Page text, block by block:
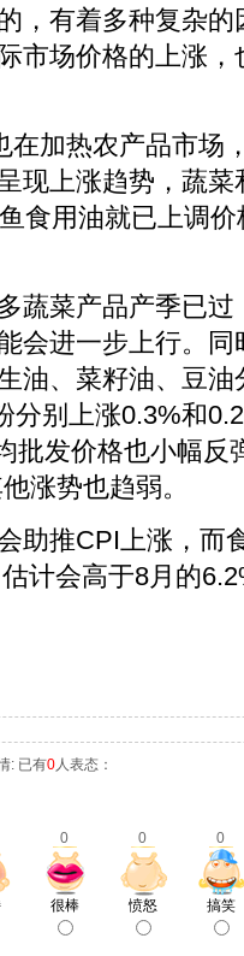
，有着多种复杂
市场价格的上涨
加热农产品市场
现上涨趋势，蔬
食用油就已上调
菜产品产季已过
会进一步上行。
油、菜籽油、豆
分别上涨0.3%和
批发价格也小幅反
涨势也趋弱。
推CPI上涨，而
计会高于8月的
: 已有0人表态：
0 0 0
很棒 愤怒 搞笑